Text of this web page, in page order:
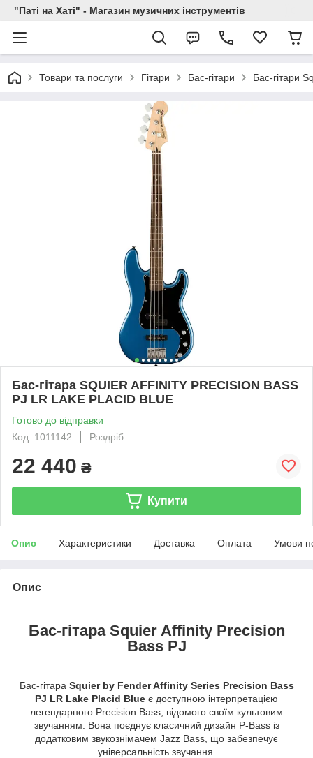
"Паті на Хаті" - Магазин музичних інструментів
Товари та послуги Гітари Бас-гітари Бас-гітари
Бас-гітара SQUIER AFFINITY PRECISION BASS
PJ LR LAKE PLACID BLUE
Готово до відправки
Код: 1011142
Роздріб
22 440 ₴
Купити
Опис Характеристики Доставка Оплата Умови
Опис
Бас-гітара Squier Affinity Precision
Bass PJ
Бас-гітара Squier by Fender Affinity Series Precision Bass
PJ LR Lake Placid Blue є доступною інтерпретацією
легендарного Precision Bass, відомого своїм культовим
звучанням. Вона поєднує класичний дизайн P-Bass із
додатковим звукознімачем Jazz Bass, що забезпечує
універсальність звучання.